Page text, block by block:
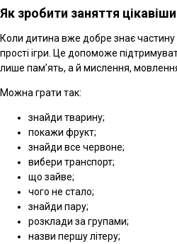
Як зробити заняття
Коли дитина вже добре знає
прості ігри. Це допоможе
лише пам’ять, а й мислення,
Можна грати так:
знайди тварину;
покажи фрукт;
знайди все червоне;
вибери транспорт;
що зайве;
чого не стало;
знайди пару;
розклади за групами;
назви першу літеру;